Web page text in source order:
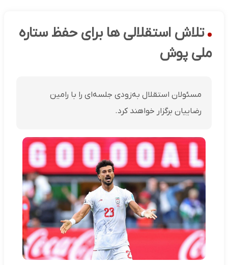
تلاش استقلالی ها برای حفظ ستاره
ملی پوش
مسئولان استقلال به‌زودی جلسه‌ای را با رامین
رضاییان برگزار خواهند کرد.